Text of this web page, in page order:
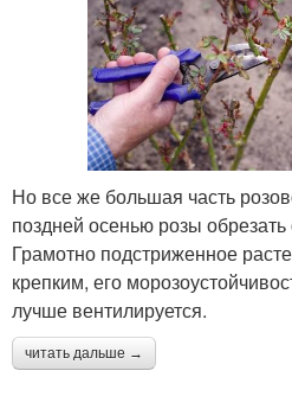
Но все же большая часть
поздней осенью розы обрезать
Грамотно подстриженное
крепким, его
лучше вентилируется.
читать дальше →